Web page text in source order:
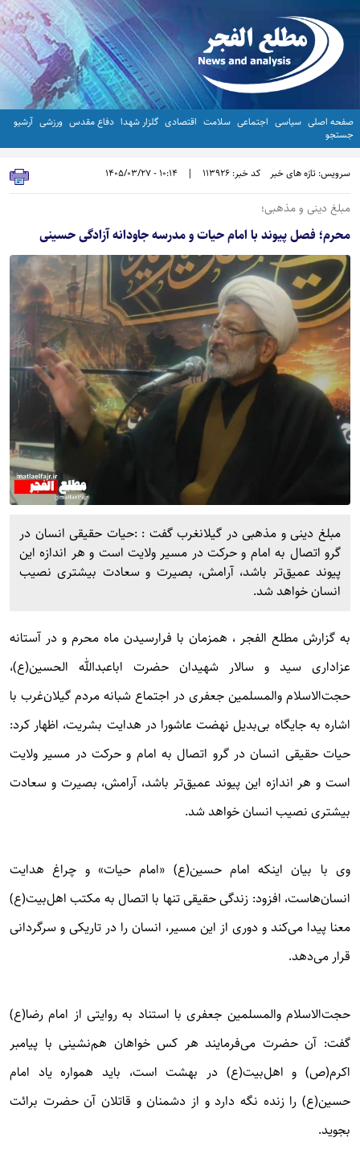
صفحه اصلی سیاسی اجتماعی سلامت اقتصادی گلزار شهدا دفاع مقدس ورزشی آرشیو
جستجو
سرویس: تازه های خبر کد خبر: 113926 |
10:14 - 1405/03/27
مبلغ دینی و مذهبی؛
محرم؛ فصل پیوند با امام حیات و مدرسه جاودانه آزادگی حسینی
مبلغ دینی و مذهبی در گیلانغرب گفت : :حیات حقیقی انسان در
گرو اتصال به امام و حرکت در مسیر ولایت است و هر اندازه این
پیوند عمیق‌تر باشد، آرامش، بصیرت و سعادت بیشتری نصیب
انسان خواهد شد.
به گزارش مطلع الفجر ، همزمان با فرارسیدن ماه محرم و در آستانه
عزاداری سید و سالار شهیدان حضرت اباعبدالله الحسین(ع)،
حجت‌الاسلام والمسلمین جعفری در اجتماع شبانه مردم گیلان‌غرب با
اشاره به جایگاه بی‌بدیل نهضت عاشورا در هدایت بشریت، اظهار کرد:
حیات حقیقی انسان در گرو اتصال به امام و حرکت در مسیر ولایت
است و هر اندازه این پیوند عمیق‌تر باشد، آرامش، بصیرت و سعادت
بیشتری نصیب انسان خواهد شد.
وی با بیان اینکه امام حسین(ع) «امام حیات» و چراغ هدایت
انسان‌هاست، افزود: زندگی حقیقی تنها با اتصال به مکتب اهل‌بیت(ع)
معنا پیدا می‌کند و دوری از این مسیر، انسان را در تاریکی و سرگردانی
قرار می‌دهد.
حجت‌الاسلام والمسلمین جعفری با استناد به روایتی از امام رضا(ع)
گفت: آن حضرت می‌فرمایند هر کس خواهان هم‌نشینی با پیامبر
اکرم(ص) و اهل‌بیت(ع) در بهشت است، باید همواره یاد امام
حسین(ع) را زنده نگه دارد و از دشمنان و قاتلان آن حضرت برائت
بجوید.